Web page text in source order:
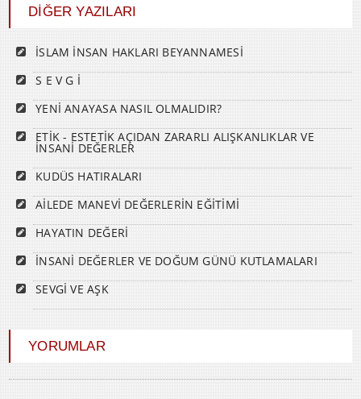
DİĞER YAZILARI
İSLAM İNSAN HAKLARI BEYANNAMESİ
S E V G İ
YENİ ANAYASA NASIL OLMALIDIR?
ETİK - ESTETİK AÇIDAN ZARARLI ALIŞKANLIKLAR VE
İNSANİ DEĞERLER
KUDÜS HATIRALARI
AİLEDE MANEVİ DEĞERLERİN EĞİTİMİ
HAYATIN DEĞERİ
İNSANİ DEĞERLER VE DOĞUM GÜNÜ KUTLAMALARI
SEVGİ VE AŞK
YORUMLAR